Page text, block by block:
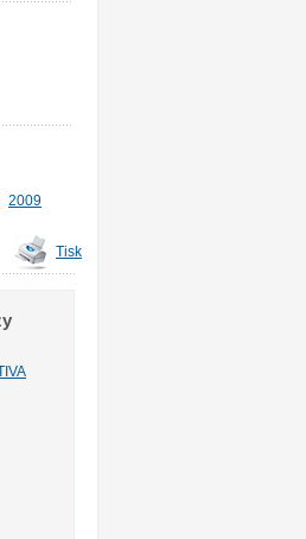
2009
Tisk